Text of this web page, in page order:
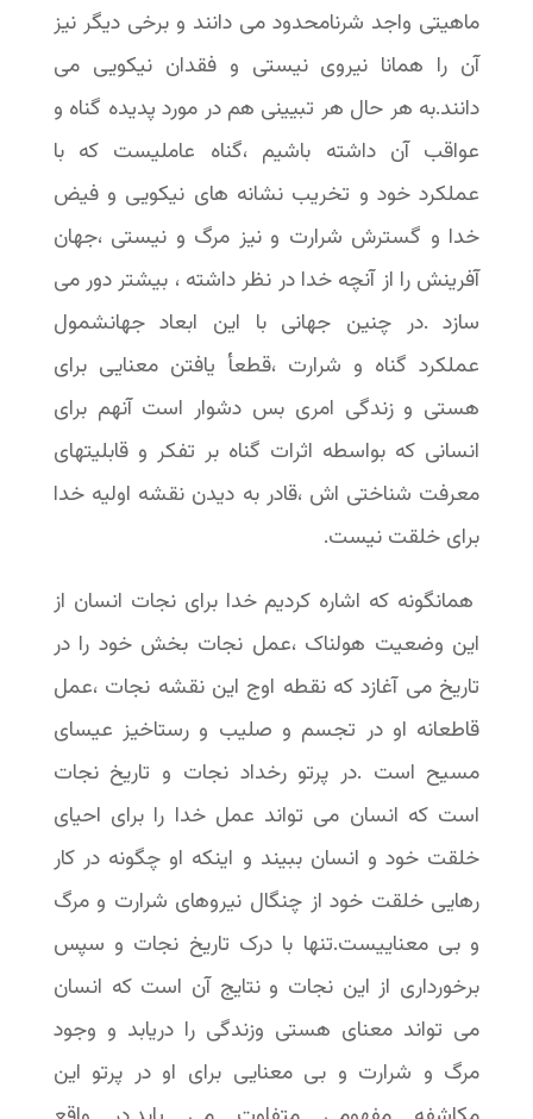
ماهیتی واجد شرنامحدود می دانند و برخی دیگر نیز
آن را همانا نیروی نیستی و فقدان نیکویی می
دانند.به هر حال هر تبیینی هم در مورد پدیده گناه و
عواقب آن داشته باشیم ،گناه عاملیست که با
عملکرد خود و تخریب نشانه های نیکویی و فیض
خدا و گسترش شرارت و نیز مرگ و نیستی ،جهان
آفرینش را از آنچه خدا در نظر داشته ، بیشتر دور می
سازد .در چنین جهانی با این ابعاد جهانشمول
عملکرد گناه و شرارت ،قطعأ یافتن معنایی برای
هستی و زندگی امری بس دشوار است آنهم برای
انسانی که بواسطه اثرات گناه بر تفکر و قابلیتهای
معرفت شناختی اش ،قادر به دیدن نقشه اولیه خدا
برای خلقت نیست.
همانگونه که اشاره کردیم خدا برای نجات انسان از
این وضعیت هولناک ،عمل نجات بخش خود را در
تاریخ می آغازد که نقطه اوج این نقشه نجات ،عمل
قاطعانه او در تجسم و صلیب و رستاخیز عیسای
مسیح است .در پرتو رخداد نجات و تاریخ نجات
است که انسان می تواند عمل خدا را برای احیای
خلقت خود و انسان ببیند و اینکه او چگونه در کار
رهایی خلقت خود از چنگال نیروهای شرارت و مرگ
و بی معناییست.تنها با درک تاریخ نجات و سپس
برخورداری از این نجات و نتایج آن است که انسان
می تواند معنای هستی وزندگی را دریابد و وجود
مرگ و شرارت و بی معنایی برای او در پرتو این